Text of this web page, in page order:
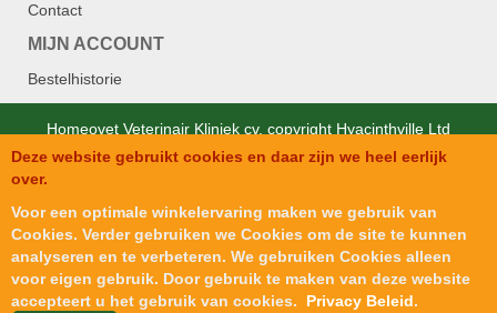
Contact
MIJN ACCOUNT
Bestelhistorie
Homeovet Veterinair Kliniek cv. copyright Hyacinthville Ltd
Designed bySJM Softech Private Ltd..
Deze website gebruikt cookies en daar zijn we heel eerlijk
over.
Voor een optimale winkelervaring maken we gebruik van
Cookies. Verder gebruiken we Cookies om de site te kunnen
analyseren en te verbeteren. We gebruiken Cookies alleen
voor eigen gebruik. Door gebruik te maken van deze website
accepteert u het gebruik van cookies. Privacy Beleid.